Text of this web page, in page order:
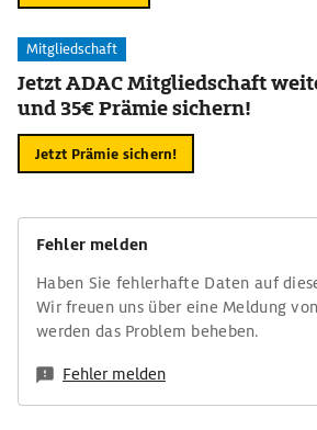
Mitgliedschaft
Jetzt ADAC Mitgliedschaft
und 35€ Prämie sichern!
Jetzt Prämie sichern!
Fehler melden
Haben Sie fehlerhafte Daten auf
Wir freuen uns über eine Meldung
werden das Problem beheben.
Fehler melden